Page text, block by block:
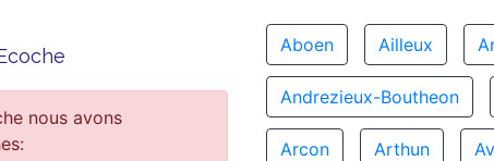
nous avons
Aboen Ailleux
Andrezieux-Boutheon
Arcon Arthun